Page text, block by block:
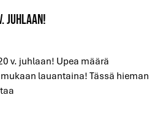
juhlaan!
v. juhlaan! Upea määrä
lauantaina! Tässä hieman